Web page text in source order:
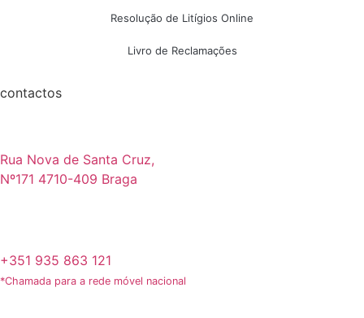
Resolução de Litígios Online
Livro de Reclamações
contactos
Rua Nova de Santa Cruz,
Nº171 4710-409 Braga
+351 935 863 121
*Chamada para a rede móvel nacional